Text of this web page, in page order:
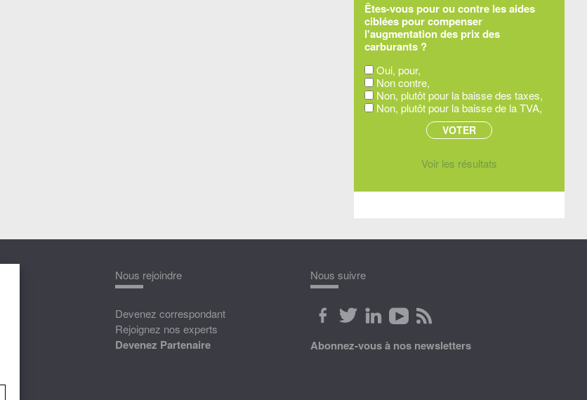
Êtes-vous pour ou contre les aides
ciblées pour compenser
l'augmentation des prix des
carburants ?
Oui, pour,
Non contre,
Non, plutôt pour la baisse des taxes,
Non, plutôt pour la baisse de la TVA,
Voir les résultats
Nous rejoindre
Devenez correspondant
Rejoignez nos experts
Devenez Partenaire
Nous suivre
Abonnez-vous à nos newsletters